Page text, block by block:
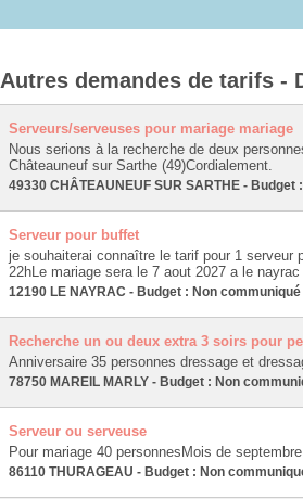
Autres demandes de tarifs -
Serveurs/serveuses pour mariage mariage
Nous serions à la recherche de deux
Châteauneuf sur Sarthe (49)Cordialement.
49330 CHÂTEAUNEUF SUR SARTHE -
Serveur pour buffet
je souhaiterai connaître le tarif pour 1
22hLe mariage sera le 7 aout 2027 a le nayrac
12190 LE NAYRAC - Budget : Non
Recherche un ou deux extra 3 soirs pour
Anniversaire 35 personnes dressage et
78750 MAREIL MARLY - Budget : Non
Serveur ou serveuse
Pour mariage 40 personnesMois de septembre
86110 THURAGEAU - Budget : Non